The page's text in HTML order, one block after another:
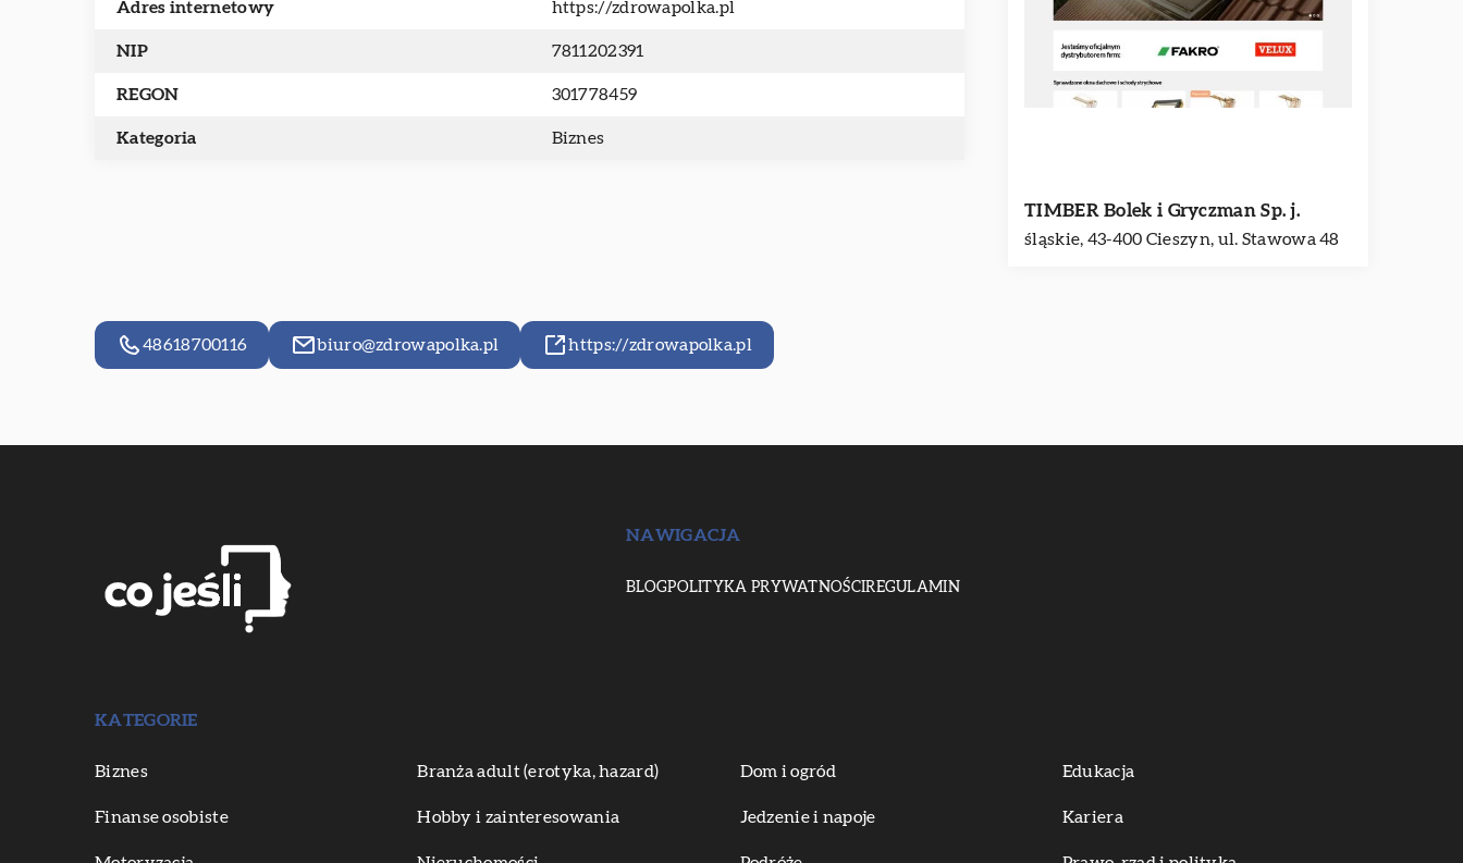
Adres internetowy https://zdrowapolka.pl
NIP 7811202391
REGON 301778459
Kategoria Biznes
TIMBER Bolek i Gryczman Sp. j.
śląskie, 43-400 Cieszyn, ul. Stawowa 48
48618700116 biuro@zdrowapolka.pl https://zdrowapolka.pl
NAWIGACJA
BLOGPOLITYKA PRYWATNOŚCIREGULAMIN
KATEGORIE
Biznes Branża adult (erotyka, hazard) Dom i ogród Edukacja
Finanse osobiste Hobby i zainteresowania Jedzenie i napoje Kariera